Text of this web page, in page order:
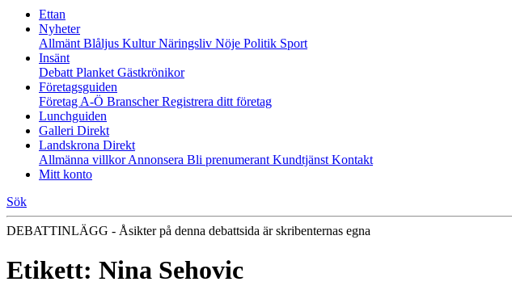
Ettan
Nyheter
Allmänt Blåljus KulturNäringsliv Nöje Politik Sport
Insänt
Debatt Planket Gästkrönikor
Företagsguiden
Företag A-Ö BranscherRegistrera ditt företag
Lunchguiden
Galleri Direkt
Landskrona Direkt
Allmänna villkorAnnonsera Bli prenumerant Kundtjänst Kontakt
Mitt konto
Sök
DEBATTINLÄGG - Åsikter på denna debattsida är skribenternas egna
Etikett: Nina Sehovic